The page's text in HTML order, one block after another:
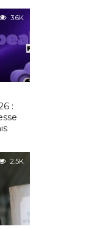
3.6K
:
2.5K